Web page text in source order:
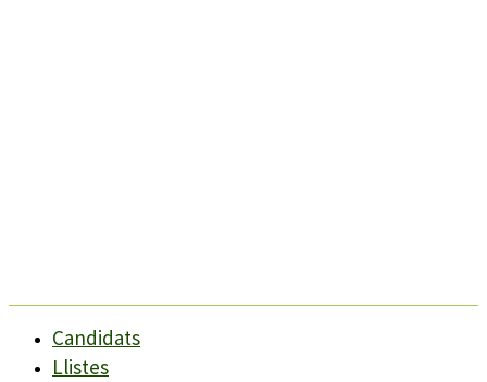
Candidats
Llistes